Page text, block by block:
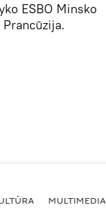
ESBO Minsko
MULTIMEDIA